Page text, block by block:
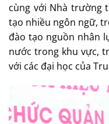
cùng với Nhà trường
tạo nhiều ngôn ngữ,
đào tạo nguồn nhân
nước trong khu vực,
với các đại học của